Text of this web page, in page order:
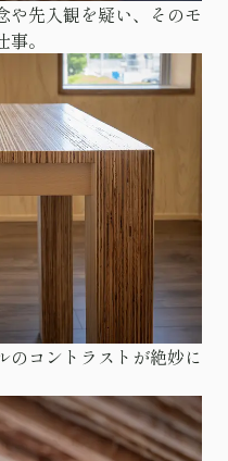
や先入観を疑い、そのモ
。
のコントラストが絶妙に